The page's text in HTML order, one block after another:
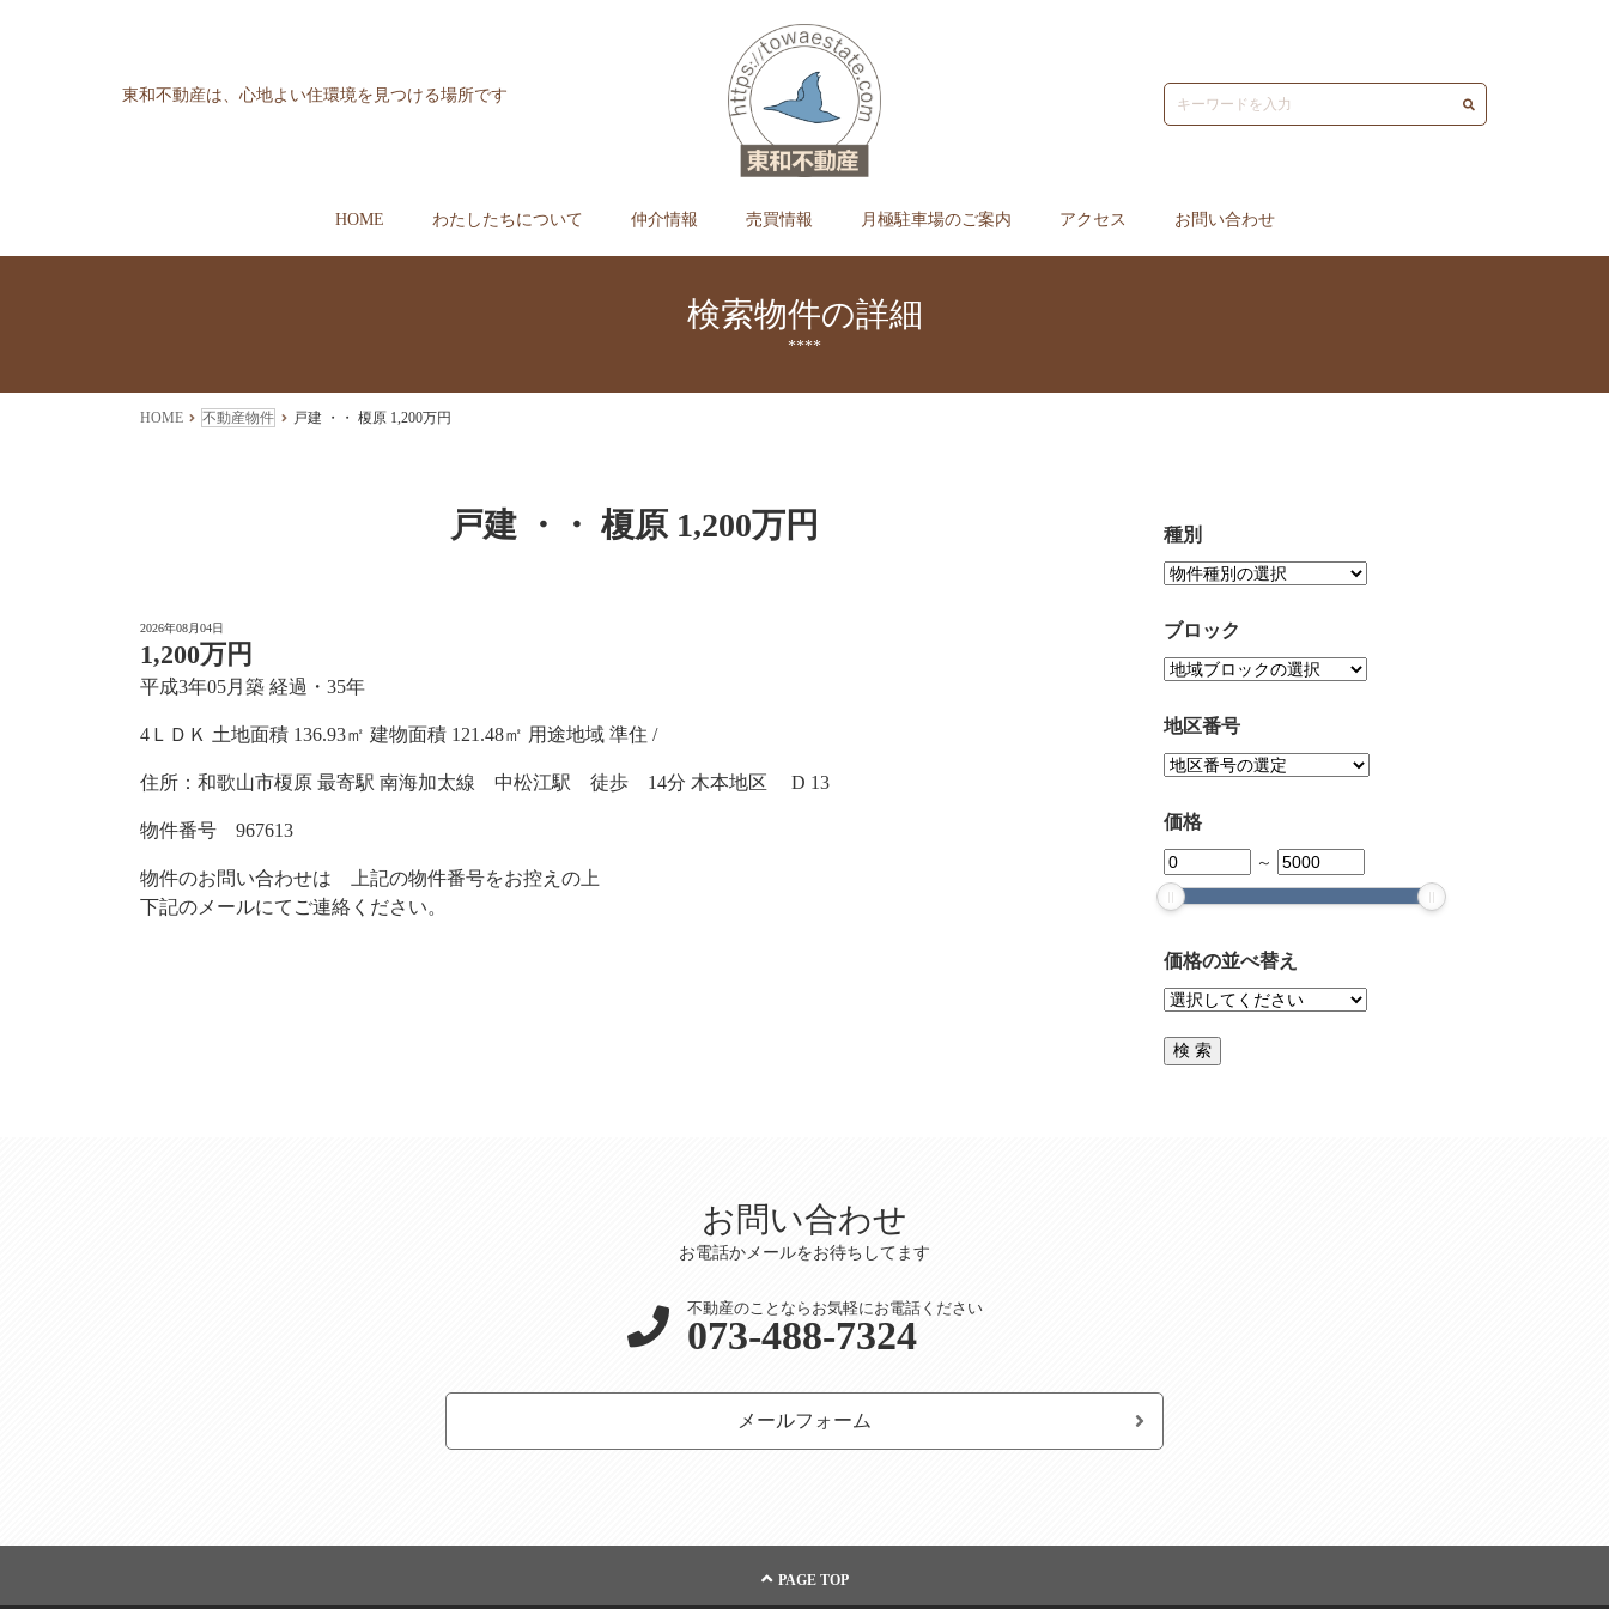
東和不動産は、心地よい住環境を見つける場所です
HOME わたしたちについて 仲介情報 売買情報 月極駐車場のご案内 アクセス お問い合わせ
検索物件の詳細
****
HOME 不動産物件 戸建 ・・ 榎原 1,200万円
戸建 ・・ 榎原 1,200万円
2026年08月04日
1,200万円
平成3年05月築 経過・35年
4ＬＤＫ 土地面積 136.93㎡ 建物面積 121.48㎡ 用途地域 準住 /
住所：和歌山市榎原 最寄駅 南海加太線 中松江駅 徒歩 14分 木本地区 D 13
物件番号 967613
物件のお問い合わせは 上記の物件番号をお控えの上
下記のメールにてご連絡ください。
種別
ブロック
地区番号
価格
～
価格の並べ替え
お問い合わせ
お電話かメールをお待ちしてます
不動産のことならお気軽にお電話ください
073-488-7324
メールフォーム
PAGE TOP